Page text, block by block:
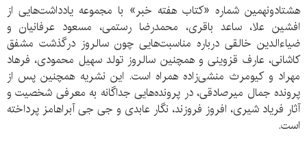
هشتاد‌و‌نهمین شماره «کتاب هفته خبر» با مجموعه یادداشت‌هایی از
افشین علا، ساعد باقری، محمدرضا رستمی، مسعود عرفانیان و
ضیاءالدین خالقی درباره مناسبت‌هایی چون سالروز درگذشت مشفق
کاشانی، عارف قزوینی و همچنین سالروز تولد سهیل محمودی، فرهاد
مهراد و کیومرث منشی‌زاده همراه است. این نشریه همچنین پس از
پرونده جمال میرصادقی، در پرونده‌هایی جداگانه به معرفی شخصیت و
آثار فریاد شیری، افروز فروزند، نگار عابدی و جی جی آبراهامز پرداخته
است.